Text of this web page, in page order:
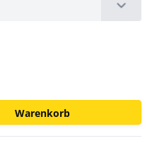
Warenkorb